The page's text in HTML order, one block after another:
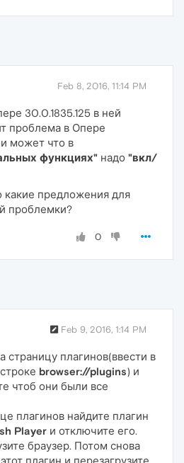
Feb 8, 2016, 11:14 PM
30.0.1835.125 в ней
проблема в Опере
может что в
функциях" надо "вкл/
какие предложения для
проблемки?
0
Feb 9, 2016, 1:14 PM
страницу плагинов(ввести в
browser://plugins) и
чтоб они были все
плагинов найдите плагин
Player и отключите его.
браузер. Потом снова
плагин и перезагрузите